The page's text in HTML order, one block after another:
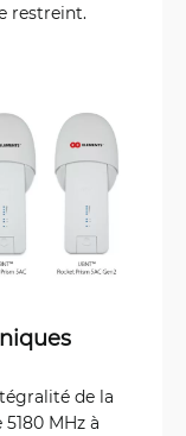
restreint.
de la
MHz à